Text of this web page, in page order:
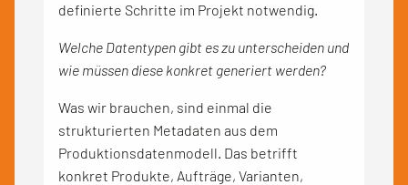
definierte Schritte im Projekt notwendig.
Welche Datentypen gibt es zu unterscheiden und
wie müssen diese konkret generiert werden?
Was wir brauchen, sind einmal die
strukturierten Metadaten aus dem
Produktionsdatenmodell. Das betrifft
konkret Produkte, Aufträge, Varianten,